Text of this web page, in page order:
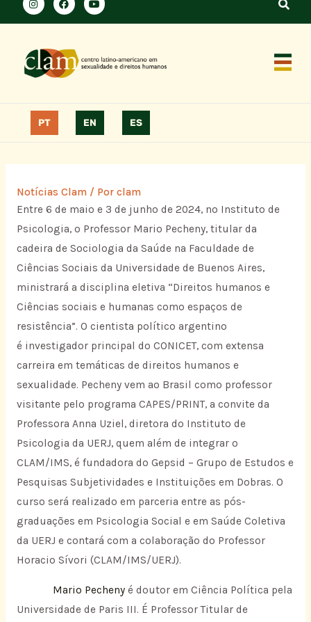
PT EN ES
Notícias Clam/ Por clam
Entre 6 de maio e 3 de junho de 2024, no Instituto de
Psicologia, o Professor Mario Pecheny, titular da
cadeira de Sociologia da Saúde na Faculdade de
Ciências Sociais da Universidade de Buenos Aires,
ministrará a disciplina eletiva “Direitos humanos e
Ciências sociais e humanas como espaços de
resistência”. O cientista político argentino
é investigador principal do CONICET, com extensa
carreira em temáticas de direitos humanos e
sexualidade. Pecheny vem ao Brasil como professor
visitante pelo programa CAPES/PRINT, a convite da
Professora Anna Uziel, diretora do Instituto de
Psicologia da UERJ, quem além de integrar o
CLAM/IMS, é fundadora do Gepsid – Grupo de Estudos e
Pesquisas Subjetividades e Instituições em Dobras. O
curso será realizado em parceria entre as pós-
graduações em Psicologia Social e em Saúde Coletiva
da UERJ e contará com a colaboração do Professor
Horacio Sívori (CLAM/IMS/UERJ).
Mario Pechenyé doutor em Ciência Política pela
Universidade de Paris III. É Professor Titular de